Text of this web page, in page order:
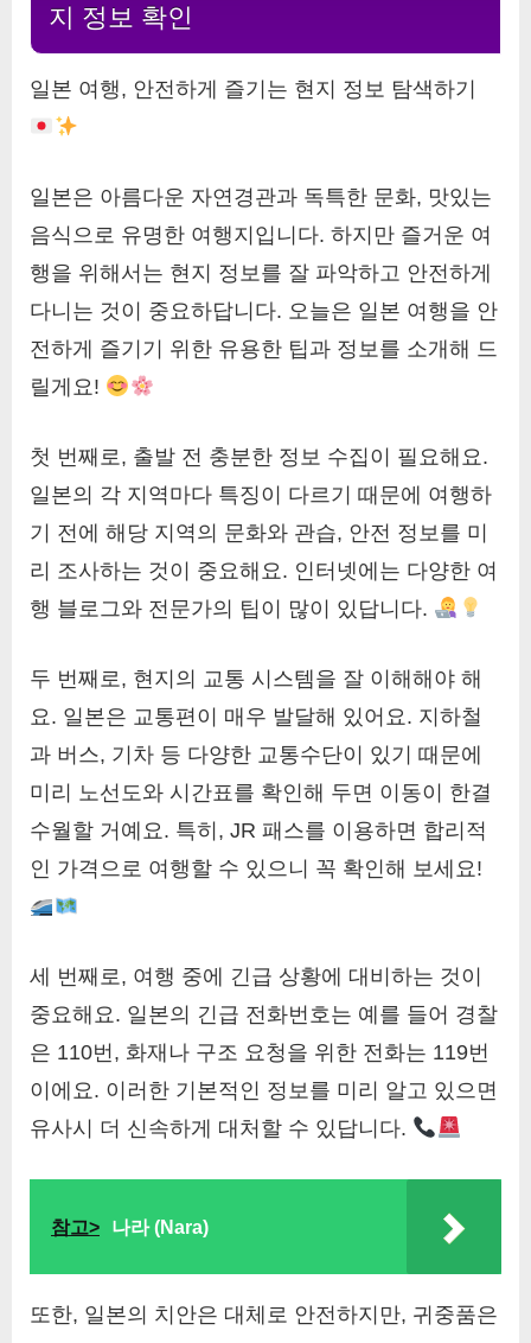
지 정보 확인
일본 여행, 안전하게 즐기는 현지 정보 탐색하기
일본은 아름다운 자연경관과 독특한 문화, 맛있는
음식으로 유명한 여행지입니다. 하지만 즐거운 여
행을 위해서는 현지 정보를 잘 파악하고 안전하게
다니는 것이 중요하답니다. 오늘은 일본 여행을 안
전하게 즐기기 위한 유용한 팁과 정보를 소개해 드
릴게요!
첫 번째로, 출발 전 충분한 정보 수집이 필요해요.
일본의 각 지역마다 특징이 다르기 때문에 여행하
기 전에 해당 지역의 문화와 관습, 안전 정보를 미
리 조사하는 것이 중요해요. 인터넷에는 다양한 여
행 블로그와 전문가의 팁이 많이 있답니다.
두 번째로, 현지의 교통 시스템을 잘 이해해야 해
요. 일본은 교통편이 매우 발달해 있어요. 지하철
과 버스, 기차 등 다양한 교통수단이 있기 때문에
미리 노선도와 시간표를 확인해 두면 이동이 한결
수월할 거예요. 특히, JR 패스를 이용하면 합리적
인 가격으로 여행할 수 있으니 꼭 확인해 보세요!
세 번째로, 여행 중에 긴급 상황에 대비하는 것이
중요해요. 일본의 긴급 전화번호는 예를 들어 경찰
은 110번, 화재나 구조 요청을 위한 전화는 119번
이에요. 이러한 기본적인 정보를 미리 알고 있으면
유사시 더 신속하게 대처할 수 있답니다.
참고> 나라 (Nara)
또한, 일본의 치안은 대체로 안전하지만, 귀중품은